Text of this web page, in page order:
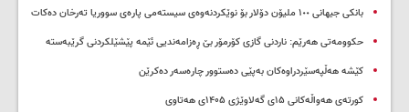
بانکی جیهانی ١٠٠ ملیۆن دۆلار بۆ نوێکردنەوەی سیستەمی پارەی سووریا تەرخان دەکات
حکوومەتی هەرێم: ناردنی گازی کۆرمۆر بێ ڕەزامەندیی ئێمە پێشێلکردنی گرێبەستە
کێشە هەڵپەسێردراوەکان بەپێی دەستوور چارەسەر دەکرێن
کورتەی هەواڵەکانی ۱۵ی گەلاوێژی ۱۴۰۵ی هەتاوی